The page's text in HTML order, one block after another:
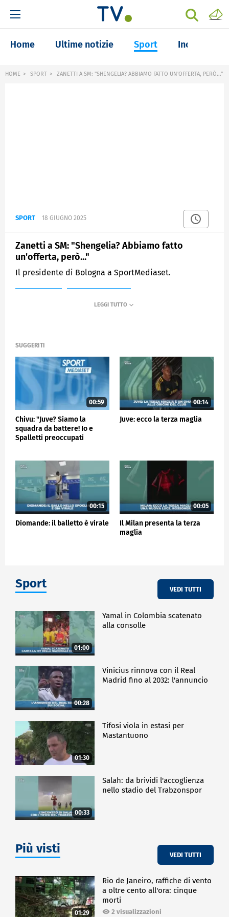
Home Ultime notizie Sport Inchieste
HOME SPORT ZANETTI A SM: "SHENGELIA? ABBIAMO FATTO UN'OFFERTA, PERÒ..."
SPORT 18 GIUGNO 2025
Zanetti a SM: "Shengelia? Abbiamo fatto
un'offerta, però..."
Il presidente di Bologna a SportMediaset.
SUGGERITI
00:59
Chivu: "Juve? Siamo la
squadra da battere! Io e
Spalletti preoccupati
00:14
Juve: ecco la terza maglia
00:15
Diomande: il balletto è virale
00:05
Il Milan presenta la terza
maglia
Sport VEDI TUTTI
01:00
Yamal in Colombia scatenato
alla consolle
00:28
Vinicius rinnova con il Real
Madrid fino al 2032: l'annuncio
01:30
Tifosi viola in estasi per
Mastantuono
00:33
Salah: da brividi l'accoglienza
nello stadio del Trabzonspor
Più visti VEDI TUTTI
01:29
Rio de Janeiro, raffiche di vento
a oltre cento all'ora: cinque
morti
2 visualizzazioni